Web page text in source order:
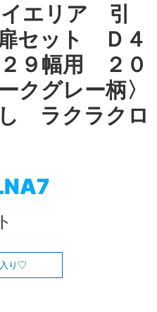
エリア 引
セット Ｄ４
９幅用 ２０
クグレー柄〉
ラクラクロ
り